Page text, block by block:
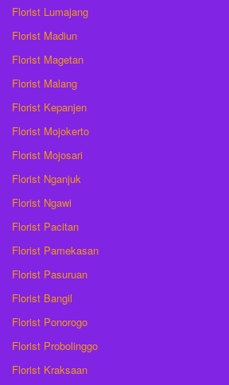
Florist Lumajang
Florist Madiun
Florist Magetan
Florist Malang
Florist Kepanjen
Florist Mojokerto
Florist Mojosari
Florist Nganjuk
Florist Ngawi
Florist Pacitan
Florist Pamekasan
Florist Pasuruan
Florist Bangil
Florist Ponorogo
Florist Probolinggo
Florist Kraksaan